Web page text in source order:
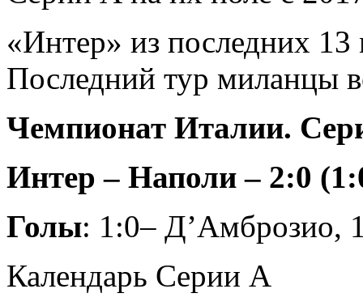
«Интер» из последних
Последний тур миланцы
Чемпионат Италии.
Интер – Наполи – 2:0
Голы: 1:0– Д’Амброзио,
Календарь Серии А